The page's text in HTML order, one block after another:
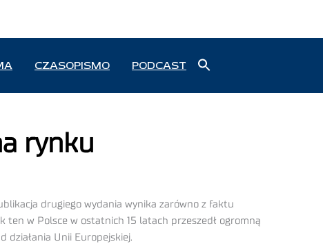
CZASOPISMO PODCAST
rynku
drugiego wydania wynika zarówno z faktu
ten w Polsce w ostatnich 15 latach przeszedł ogromną
działania Unii Europejskiej.